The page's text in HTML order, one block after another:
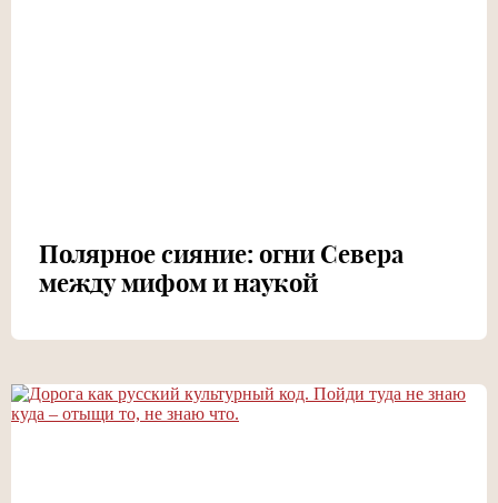
Полярное сияние: огни Севера
между мифом и наукой